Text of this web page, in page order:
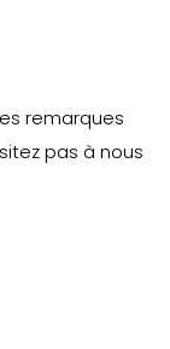
remarques
pas à nous